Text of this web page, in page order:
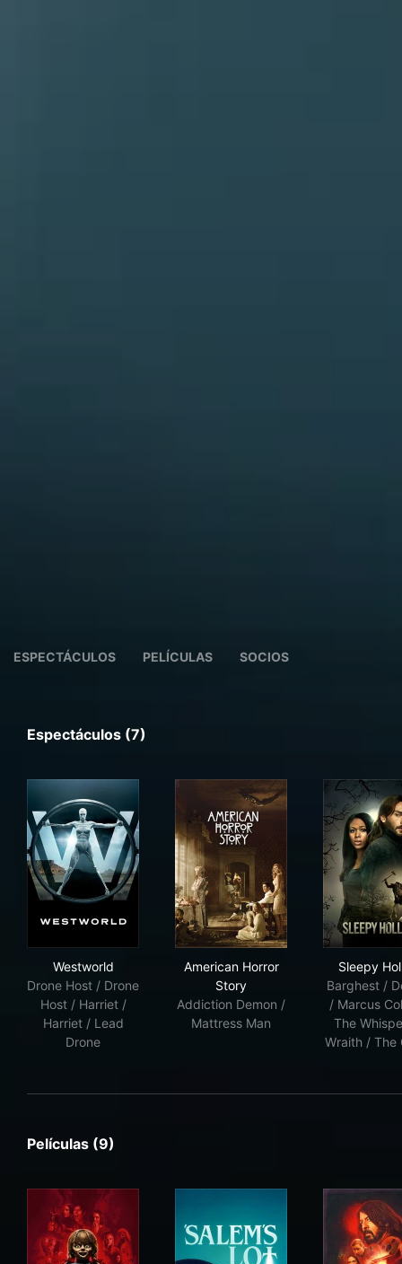
ESPECTÁCULOS PELÍCULAS SOCIOS
Espectáculos (7)
Westworld
Drone Host / Drone
Host / Harriet /
Harriet / Lead
Drone
American Horror
Story
Addiction Demon /
Mattress Man
Sleepy
Barghest /
/ Marcus
The
Wraith / The
Películas (9)